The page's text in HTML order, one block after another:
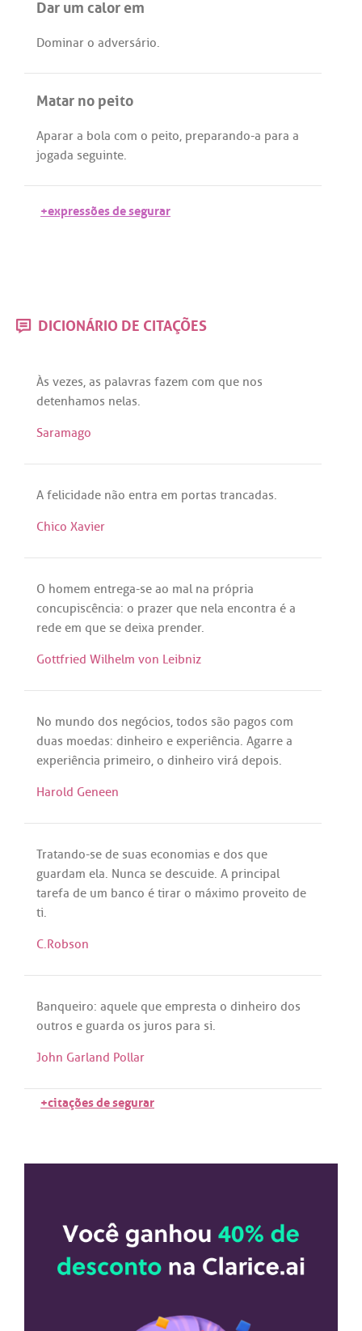
Dar um calor em
Dominar o adversário.
Matar no peito
Aparar a bola com o peito, preparando-a para a
jogada seguinte.
+expressões de segurar
DICIONÁRIO DE CITAÇÕES
Às vezes, as palavras fazem com que nos
detenhamos nelas.
Saramago
A felicidade não entra em portas trancadas.
Chico Xavier
O homem entrega-se ao mal na própria
concupiscência: o prazer que nela encontra é a
rede em que se deixa prender.
Gottfried Wilhelm von Leibniz
No mundo dos negócios, todos são pagos com
duas moedas: dinheiro e experiência. Agarre a
experiência primeiro, o dinheiro virá depois.
Harold Geneen
Tratando-se de suas economias e dos que
guardam ela. Nunca se descuide. A principal
tarefa de um banco é tirar o máximo proveito de
ti.
C.Robson
Banqueiro: aquele que empresta o dinheiro dos
outros e guarda os juros para si.
John Garland Pollar
+citações de segurar